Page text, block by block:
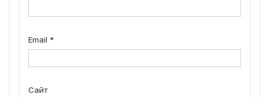
Email *
Сайт